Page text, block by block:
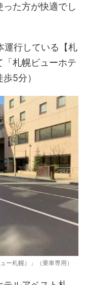
った方が快適でし
運行している【札
札幌ビューホテ
5分）
ー札幌）」（乗車専用）